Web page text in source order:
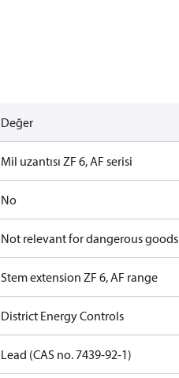
Değer
Mil uzantısı ZF 6, AF serisi
No
Not relevant for dangerous goods
Stem extension ZF 6, AF range
District Energy Controls
Lead (CAS no. 7439-92-1)